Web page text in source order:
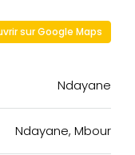
sur Google Maps
Ndayane
Ndayane, Mbour